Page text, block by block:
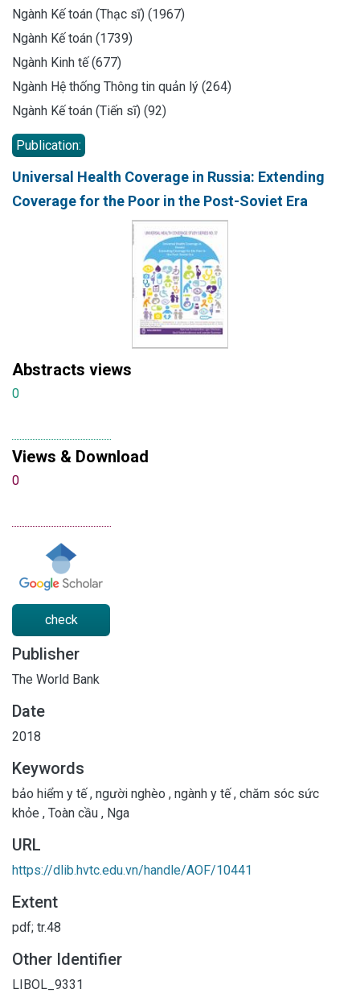
Ngành Kế toán (Thạc sĩ) (1967)
Ngành Kế toán (1739)
Ngành Kinh tế (677)
Ngành Hệ thống Thông tin quản lý (264)
Ngành Kế toán (Tiến sĩ) (92)
Publication:
Universal Health Coverage in Russia: Extending
Coverage for the Poor in the Post-Soviet Era
Abstracts views
0
Views & Download
0
check
Publisher
The World Bank
Date
2018
Keywords
bảo hiểm y tế, người nghèo , ngành y tế, chăm sóc sức
khỏe , Toàn cầu , Nga
URL
https://dlib.hvtc.edu.vn/handle/AOF/10441
Extent
pdf; tr.48
Other Identifier
LIBOL_9331